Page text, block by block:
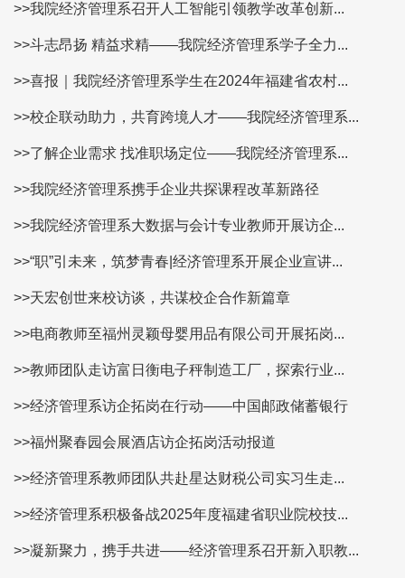
>>我院经济管理系召开人工智能引领教学改革创新...
>>斗志昂扬 精益求精——我院经济管理系学子全力...
>>喜报｜我院经济管理系学生在2024年福建省农村...
>>校企联动助力，共育跨境人才——我院经济管理系...
>>了解企业需求 找准职场定位——我院经济管理系...
>>我院经济管理系携手企业共探课程改革新路径
>>我院经济管理系大数据与会计专业教师开展访企...
>>“职”引未来，筑梦青春|经济管理系开展企业宣讲...
>>天宏创世来校访谈，共谋校企合作新篇章
>>电商教师至福州灵颖母婴用品有限公司开展拓岗...
>>教师团队走访富日衡电子秤制造工厂，探索行业...
>>经济管理系访企拓岗在行动——中国邮政储蓄银行
>>福州聚春园会展酒店访企拓岗活动报道
>>经济管理系教师团队共赴星达财税公司实习生走...
>>经济管理系积极备战2025年度福建省职业院校技...
>>凝新聚力，携手共进——经济管理系召开新入职教...